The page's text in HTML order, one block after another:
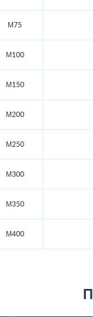
М75
М100
М150
М200
М250
М300
М350
М400